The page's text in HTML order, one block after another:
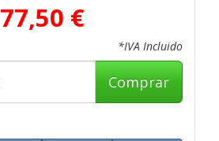
77,50 €
*IVA Incluido
Comprar